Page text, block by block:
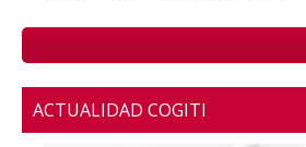
ACTUALIDAD COGITI